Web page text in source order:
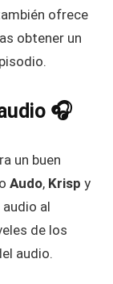
ofrece
obtener un
🎧
un buen
Audo, Krisp y
al
de los
audio.